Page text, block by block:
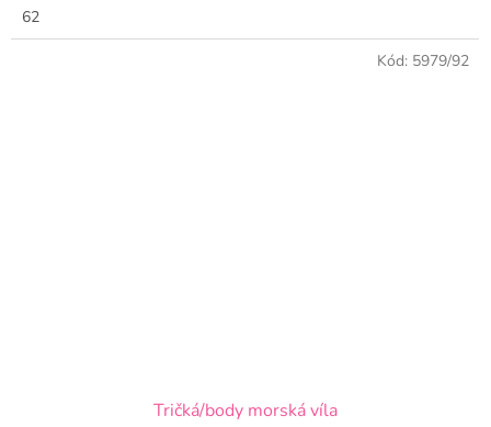
62
Tričká/body morská víla
Kód: 5979/92